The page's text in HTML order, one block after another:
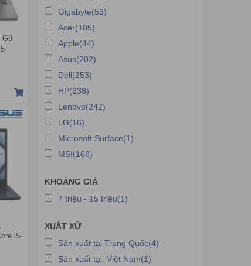
G9
| No
i5-
|
Gigabyte(53)
Acer(105)
Apple(44)
Asus(202)
Dell(253)
HP(238)
Lenovo(242)
LG(16)
Microsoft Surface(1)
MSI(168)
KHOẢNG GIÁ
7 triệu - 15 triệu(1)
XUẤT XỨ
Sản xuất tại Trung Quốc(4)
Sản xuất tại: Việt Nam(1)